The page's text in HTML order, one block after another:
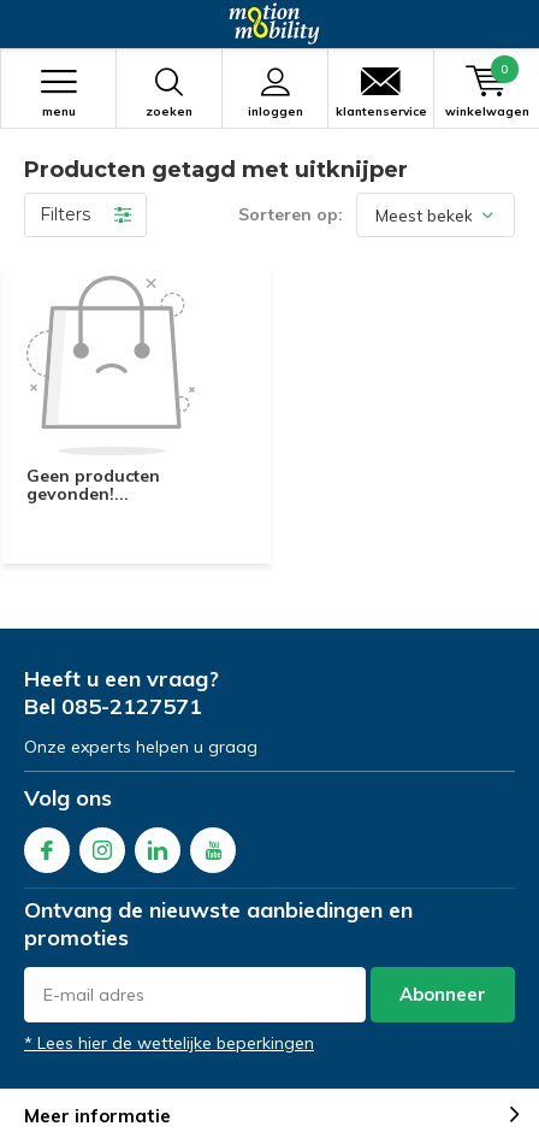
zoeken inloggen
menu klantenservice winkelwagen
0
Producten getagd met uitknijper
Filters Sorteren op:
Geen producten
gevonden!...
Heeft u een vraag?
Bel 085-2127571
Onze experts helpen u graag
Volg ons
Ontvang de nieuwste aanbiedingen en
promoties
Abonneer
* Lees hier de wettelijke beperkingen
Meer informatie